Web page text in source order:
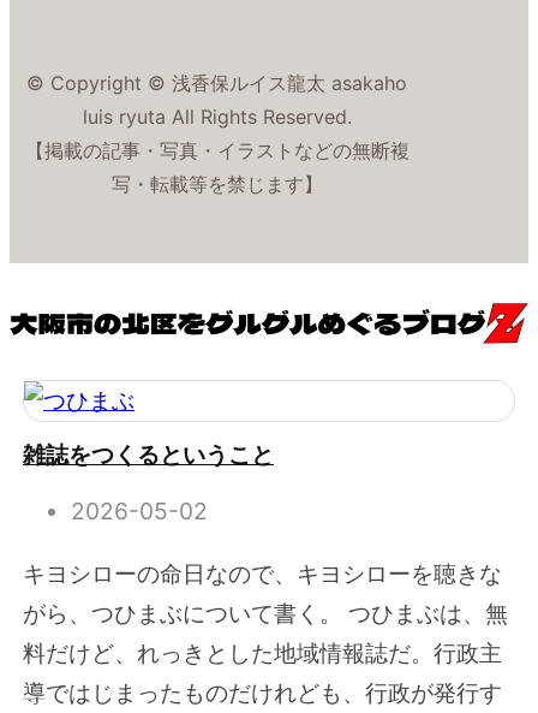
© Copyright © 浅香保ルイス龍太 asakaho
luis ryuta All Rights Reserved.
【掲載の記事・写真・イラストなどの無断複
写・転載等を禁じます】
雑誌をつくるということ
2026-05-02
キヨシローの命日なので、キヨシローを聴きな
がら、つひまぶについて書く。 つひまぶは、無
料だけど、れっきとした地域情報誌だ。行政主
導ではじまったものだけれども、行政が発行す